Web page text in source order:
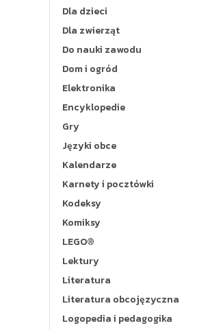
Dla dzieci
Dla zwierząt
Do nauki zawodu
Dom i ogród
Elektronika
Encyklopedie
Gry
Języki obce
Kalendarze
Karnety i pocztówki
Kodeksy
Komiksy
LEGO®
Lektury
Literatura
Literatura obcojęzyczna
Logopedia i pedagogika